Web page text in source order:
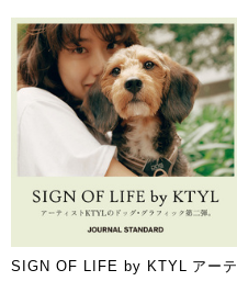
SIGN OF LIFE by KTYL アーテ